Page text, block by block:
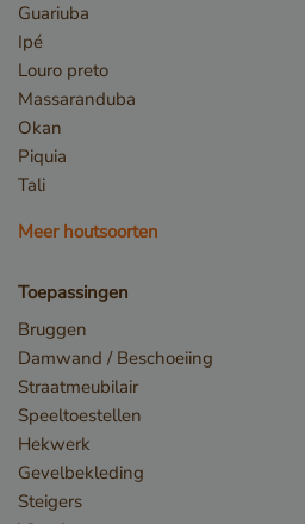
Guariuba
Ipé
Louro preto
Massaranduba
Okan
Piquia
Tali
Meer houtsoorten
Toepassingen
Bruggen
Damwand / Beschoeiing
Straatmeubilair
Speeltoestellen
Hekwerk
Gevelbekleding
Steigers